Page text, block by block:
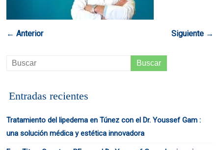
← Anterior Siguiente →
Entradas recientes
Tratamiento del lipedema en Túnez con el Dr. Youssef Gam :
una solución médica y estética innovadora